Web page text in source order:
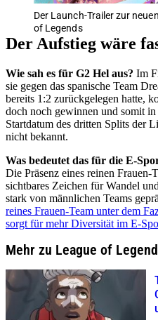
Der Launch-Trailer zur
of Legends
Der Aufstieg wäre
Wie sah es für G2 Hel aus? Im
sie gegen das spanische Team
bereits 1:2 zurückgelegen hatte,
doch noch gewinnen und somit
Startdatum des dritten Splits der
nicht bekannt.
Was bedeutet das für die E-
Die Präsenz eines reinen Frauen-
sichtbares Zeichen für Wandel
stark von männlichen Teams
reines Frauen-Team unter dem
sorgt für mehr Diversität im E-
Mehr zu League of